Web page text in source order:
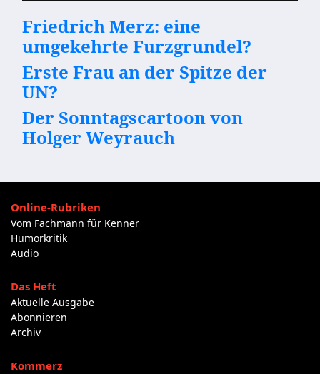
Friedrich Merz: eine
umgekehrte Furzgrundel?
Erste Frau an der Spitze der
UN?
Der Sonntagscartoon von
Holger Weyrauch
Online-Rubriken
Vom Fachmann für Kenner
Humorkritik
Audio
Das Heft
Aktuelle Ausgabe
Abonnieren
Archiv
Kommerz